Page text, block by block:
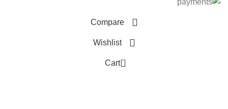
Compare
Wishlist
0
Cart